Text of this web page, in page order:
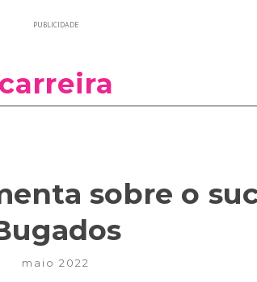
PUBLICIDADE
carreira
sobre o
maio 2022